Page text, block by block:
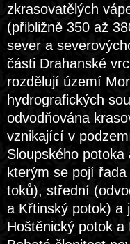
zkrasovatělých
(přibližně 350 až
sever a
části Drahanské
rozdělují území
hydrografických
odvodňována
vznikající v
Sloupského
kterým se pojí
toků), střední
a Křtinský potok) a
Hoštěnický potok